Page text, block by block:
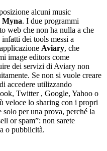
alcuni music
Myna. I due programmi
web che non ha nulla a che
dei tools messi a
Aviary, che
image editors come
dei servizi di Aviary non
Se non si vuole creare
accedere utilizzando
Twitter , Google, Yahoo o
veloce lo sharing con i propri
per una prova, perché la
or spam”: non sarete
o pubblicità.